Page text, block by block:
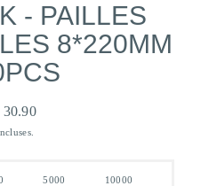
- PAILLES
8*220MM
5000 10000